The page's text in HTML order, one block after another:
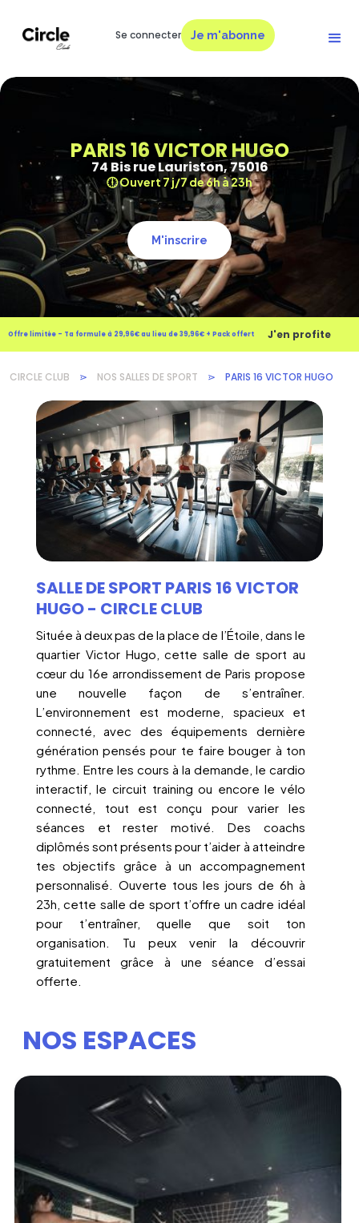
Se connecter Je m'abonne
PARIS 16 VICTOR HUGO
74 Bis rue Lauriston, 75016
🕕 Ouvert 7 j/7 de 6h à 23h
M'inscrire
Offre limitée - Ta formule à 29,96€ au lieu de 39,96€ + Pack offert J'en profite
CIRCLE CLUB ⋗ NOS SALLES DE SPORT ⋗ PARIS 16 VICTOR HUGO
SALLE DE SPORT PARIS 16 VICTOR
HUGO - CIRCLE CLUB
Située à deux pas de la place de l’Étoile, dans le
quartier Victor Hugo, cette salle de sport au
cœur du 16e arrondissement de Paris propose
une nouvelle façon de s’entraîner.
L’environnement est moderne, spacieux et
connecté, avec des équipements dernière
génération pensés pour te faire bouger à ton
rythme. Entre les cours à la demande, le cardio
interactif, le circuit training ou encore le vélo
connecté, tout est conçu pour varier les
séances et rester motivé. Des coachs
diplômés sont présents pour t’aider à atteindre
tes objectifs grâce à un accompagnement
personnalisé. Ouverte tous les jours de 6h à
23h, cette salle de sport t’offre un cadre idéal
pour t’entraîner, quelle que soit ton
organisation. Tu peux venir la découvrir
gratuitement grâce à une séance d’essai
offerte.
NOS ESPACES